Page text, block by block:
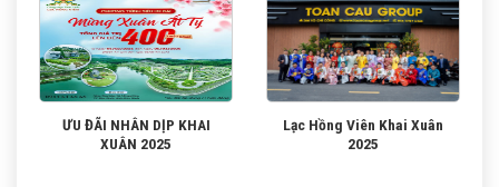
ƯU ĐÃI NHÂN DỊP KHAI
XUÂN 2025
Lạc Hồng Viên Khai Xuân
2025